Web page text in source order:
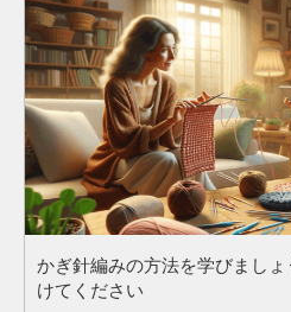
かぎ針編みの方法を学びまし
けてください